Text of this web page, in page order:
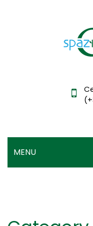
MENU
Mission, vision e valori
DIDATTICA